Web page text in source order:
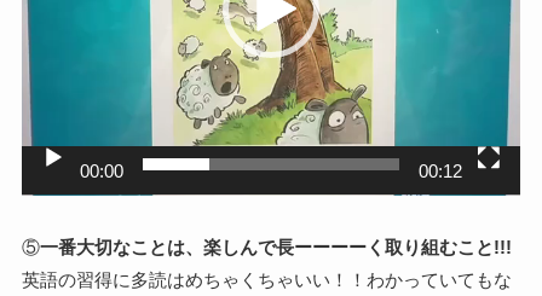
ヤ
ー
00:00 00:12
⑤一番大切なことは、楽しんで長ーーーーく取り組むこと!!!
英語の習得に多読はめちゃくちゃいい！！わかっていてもな